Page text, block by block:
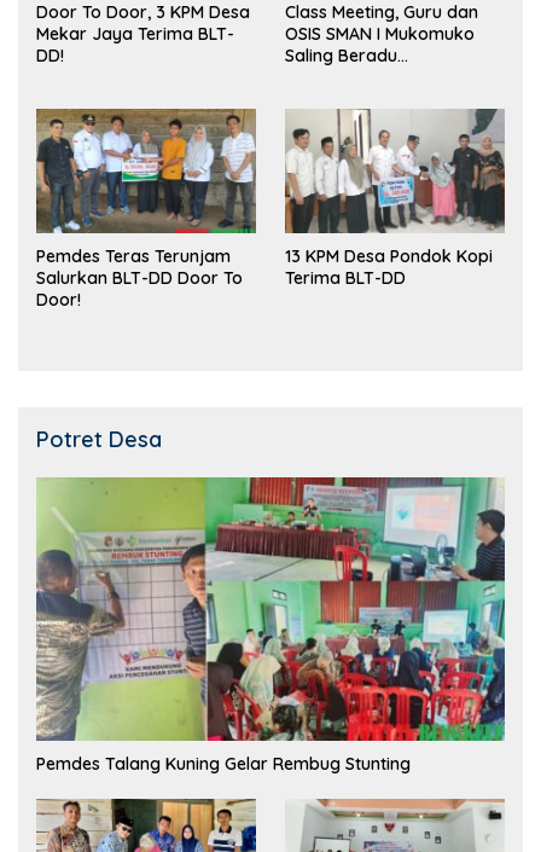
Door To Door, 3 KPM Desa
Mekar Jaya Terima BLT-
DD!
Class Meeting, Guru dan
OSIS SMAN I Mukomuko
Saling Beradu
Pemdes Teras Terunjam
Salurkan BLT-DD Door To
Door!
13 KPM Desa Pondok Kopi
Terima BLT-DD
Potret Desa
Pemdes Talang Kuning Gelar Rembug Stunting